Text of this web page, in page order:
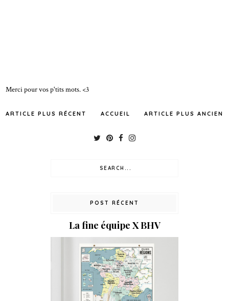
Merci pour vos p'tits mots. <3
ARTICLE PLUS RÉCENT ARTICLE PLUS ANCIEN
ACCUEIL
POST RÉCENT
La fine équipe X BHV